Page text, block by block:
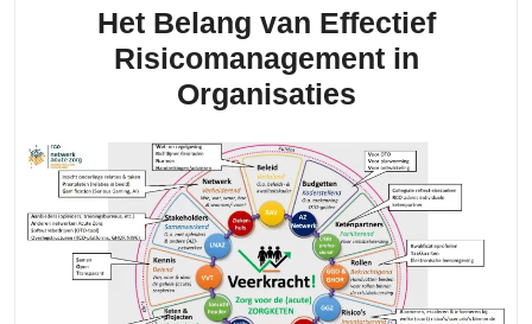
Het Belang van Effectief
Risicomanagement in
OrganisatiesHet
van
Effectief
in